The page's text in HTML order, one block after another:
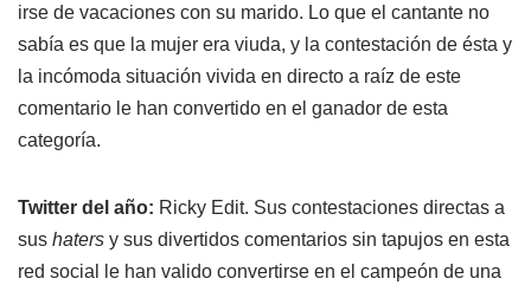
irse de vacaciones con su marido. Lo que el cantante no
sabía es que la mujer era viuda, y la contestación de ésta y
la incómoda situación vivida en directo a raíz de este
comentario le han convertido en el ganador de esta
categoría.
Twitter del año: Ricky Edit. Sus contestaciones directas a
sus haters y sus divertidos comentarios sin tapujos en esta
red social le han valido convertirse en el campeón de una